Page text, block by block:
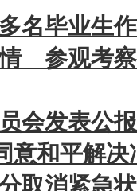
名毕业生
参观考
会发表公
意和平解决
取消紧急